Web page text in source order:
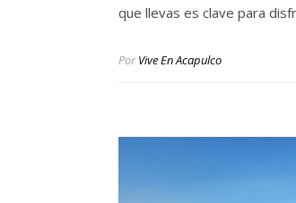
que llevas es clave para
Por Vive En Acapulco